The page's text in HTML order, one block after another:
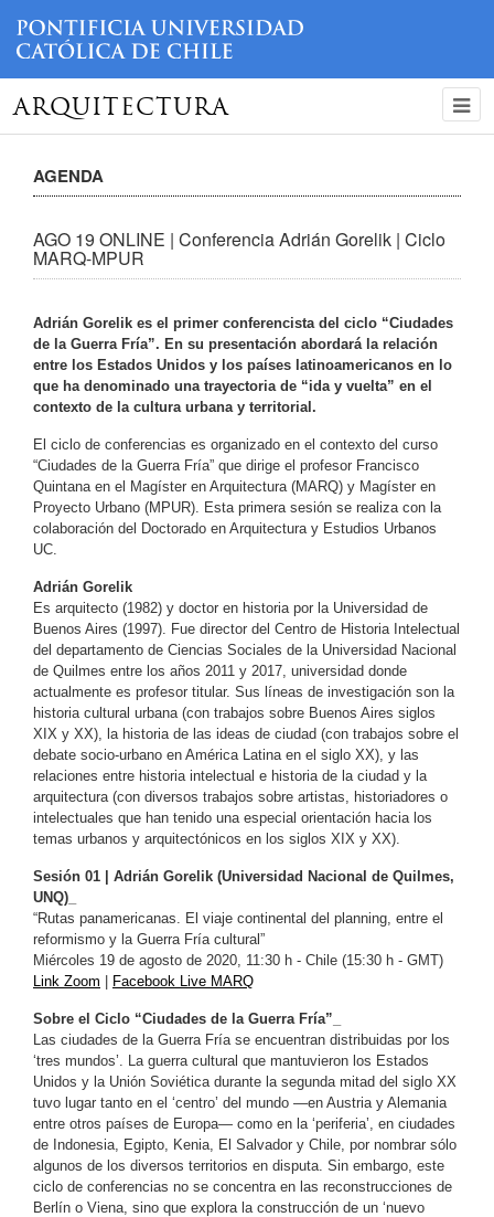
ARQUITECTURA
AGENDA
AGO 19 ONLINE | Conferencia Adrián Gorelik | Ciclo
MARQ-MPUR
Adrián Gorelik es el primer conferencista del ciclo “Ciudades
de la Guerra Fría”. En su presentación abordará la relación
entre los Estados Unidos y los países latinoamericanos en lo
que ha denominado una trayectoria de “ida y vuelta” en el
contexto de la cultura urbana y territorial.
El ciclo de conferencias es organizado en el contexto del curso
“Ciudades de la Guerra Fría” que dirige el profesor Francisco
Quintana en el Magíster en Arquitectura (MARQ) y Magíster en
Proyecto Urbano (MPUR). Esta primera sesión se realiza con la
colaboración del Doctorado en Arquitectura y Estudios Urbanos
UC.
Adrián Gorelik
Es arquitecto (1982) y doctor en historia por la Universidad de
Buenos Aires (1997). Fue director del Centro de Historia Intelectual
del departamento de Ciencias Sociales de la Universidad Nacional
de Quilmes entre los años 2011 y 2017, universidad donde
actualmente es profesor titular. Sus líneas de investigación son la
historia cultural urbana (con trabajos sobre Buenos Aires siglos
XIX y XX), la historia de las ideas de ciudad (con trabajos sobre el
debate socio-urbano en América Latina en el siglo XX), y las
relaciones entre historia intelectual e historia de la ciudad y la
arquitectura (con diversos trabajos sobre artistas, historiadores o
intelectuales que han tenido una especial orientación hacia los
temas urbanos y arquitectónicos en los siglos XIX y XX).
Sesión 01 | Adrián Gorelik (Universidad Nacional de Quilmes,
UNQ)_
“Rutas panamericanas. El viaje continental del planning, entre el
reformismo y la Guerra Fría cultural”
Miércoles 19 de agosto de 2020, 11:30 h - Chile (15:30 h - GMT)
Link Zoom
Facebook Live MARQ
Sobre el Ciclo “Ciudades de la Guerra Fría”_
Las ciudades de la Guerra Fría se encuentran distribuidas por los
‘tres mundos’. La guerra cultural que mantuvieron los Estados
Unidos y la Unión Soviética durante la segunda mitad del siglo XX
tuvo lugar tanto en el ‘centro’ del mundo —en Austria y Alemania
entre otros países de Europa— como en la ‘periferia’, en ciudades
de Indonesia, Egipto, Kenia, El Salvador y Chile, por nombrar sólo
algunos de los diversos territorios en disputa. Sin embargo, este
ciclo de conferencias no se concentra en las reconstrucciones de
Berlín o Viena, sino que explora la construcción de un ‘nuevo